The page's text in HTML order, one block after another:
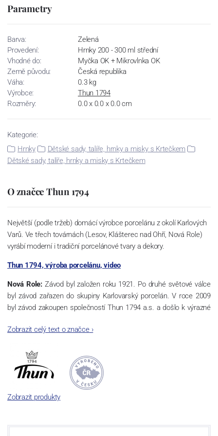
Parametry
Barva:
Zelená
Provedení:
Hrnky 200 - 300 ml střední
Vhodné do:
Myčka OK + Mikrovlnka OK
Země původu:
Česká republika
Váha:
0.3 kg
Výrobce:
Thun 1794
Rozměry:
0.0 x 0.0 x 0.0 cm
Kategorie:
Hrnky
Dětské sady, talíře, hrnky a misky s Krtečkem
Dětské sady, talíře, hrnky a misky s Krtečkem
O značce Thun 1794
Největší (podle tržeb) domácí výrobce porcelánu z okolí Karlových
Varů. Ve třech továrnách (Lesov, Klášterec nad Ohří, Nová Role)
vyrábí moderní i tradiční porcelánové tvary a dekory.
Thun 1794, výroba porcelánu, video
Nová Role: Závod byl založen roku 1921. Po druhé světové válce
byl závod zařazen do skupiny Karlovarský porcelán. V roce 2009
byl závod zakoupen společností Thun 1794 a.s. a došlo k výrazné
společnosti a v jejím areálu jsou umístěny i provoz servis a výroba
a ve své výrobě navazuje na více jak 220-letou tradici výroby
porcelánu. Kapacita tohoto závodu je 3.500 - 4.000 tun ročně,
závod je vybaven moderními technologickými zařízeními -
isostatické lisy, tlakové lití, glazovací komplex, rychlovýpalná pec,
komorová pec, vtavná dekorační pec. Závod nabízí své výrobky jak
Zobrazit celý text o značce›
Zobrazit produkty